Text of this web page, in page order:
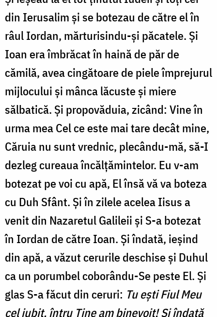
din Ierusalim și se botezau de către el în
râul Iordan, mărturisindu-și păcatele. Și
Ioan era îmbrăcat în haină de păr de
cămilă, avea cingătoare de piele împrejurul
mijlocului și mânca lăcuste și miere
sălbatică. Și propovăduia, zicând: Vine în
urma mea Cel ce este mai tare decât mine,
Căruia nu sunt vrednic, plecându-mă, să-I
dezleg cureaua încălțămintelor. Eu v-am
botezat pe voi cu apă, El însă vă va boteza
cu Duh Sfânt. Și în zilele acelea Iisus a
venit din Nazaretul Galileii și S-a botezat
în Iordan de către Ioan. Și îndată, ieșind
din apă, a văzut cerurile deschise și Duhul
ca un porumbel coborându-Se peste El. Și
glas S-a făcut din ceruri: Tu ești Fiul Meu
cel iubit, întru Tine am binevoit! Și îndată